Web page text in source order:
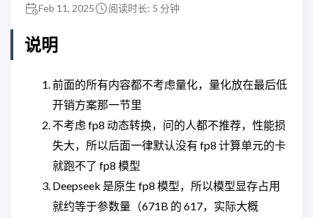
Feb 11, 2025 阅读时长: 5 分钟
说明
前面的所有内容都不考虑量化，量化放在最后低
开销方案那一节里
不考虑 fp8 动态转换，问的人都不推荐，性能损
失大，所以后面一律默认没有 fp8 计算单元的卡
就跑不了 fp8 模型
Deepseek 是原生 fp8 模型，所以模型显存占用
就约等于参数量（671B 的 617，实际大概